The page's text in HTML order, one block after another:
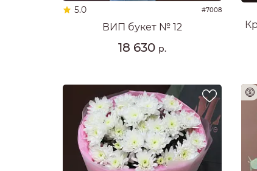
5.0 #7008
ВИП букет № 12
18 630 р.
Предоплата 100%